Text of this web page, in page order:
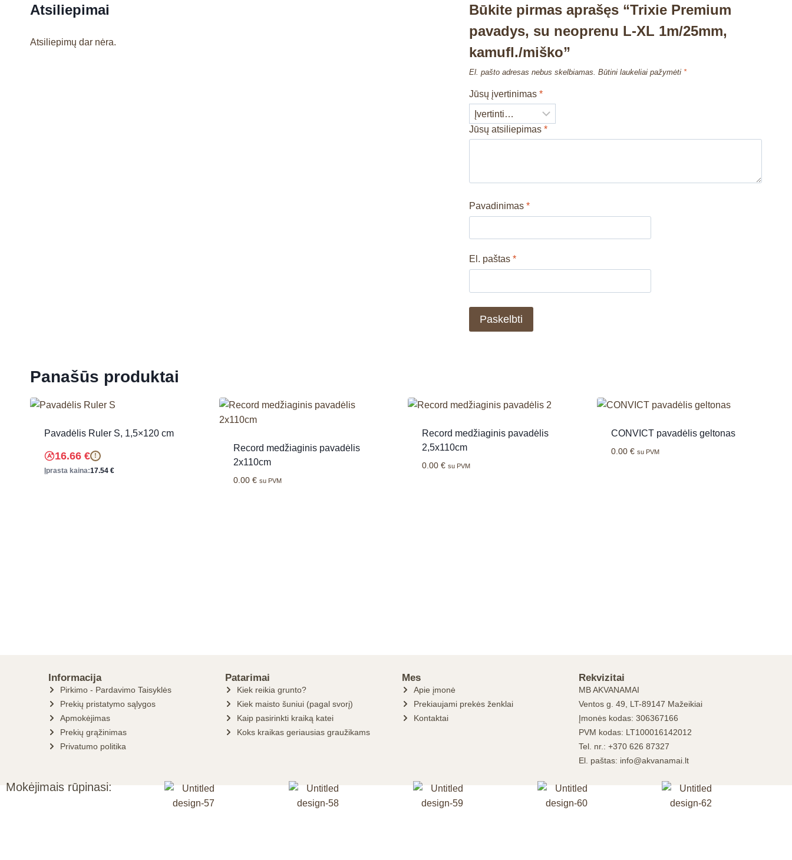
Atsiliepimai
Atsiliepimų dar nėra.
Būkite pirmas aprašęs “Trixie Premium
pavadys, su neoprenu L-XL 1m/25mm,
kamufl./miško”
El. pašto adresas nebus skelbiamas. Būtini laukeliai pažymėti *
Jūsų įvertinimas*
Jūsų atsiliepimas*
Pavadinimas*
El. paštas*
Panašūs produktai
Pavadėlis Ruler S, 1,5×120 cm
16.66 € !
Įprasta kaina:17.54 €
Record medžiaginis pavadėlis
2x110cm
0.00 € su PVM
Record medžiaginis pavadėlis
2,5x110cm
0.00 € su PVM
CONVICT pavadėlis geltonas
0.00 € su PVM
Informacija
Pirkimo - Pardavimo Taisyklės
Prekių pristatymo sąlygos
Apmokėjimas
Prekių grąžinimas
Privatumo politika
Patarimai
Kiek reikia grunto?
Kiek maisto šuniui (pagal svorį)
Kaip pasirinkti kraiką katei
Koks kraikas geriausias graužikams
Mes
Apie įmonė
Prekiaujami prekės ženklai
Kontaktai
Rekvizitai
MB AKVANAMAI
Ventos g. 49, LT-89147 Mažeikiai
Įmonės kodas: 306367166
PVM kodas: LT100016142012
Tel. nr.: +370 626 87327
El. paštas: info@akvanamai.lt
Mokėjimais rūpinasi: